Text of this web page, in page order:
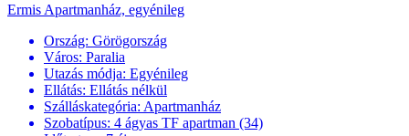
Ermis Apartmanház, egyénileg
Ország: Görögország
Város: Paralia
Utazás módja: Egyénileg
Ellátás: Ellátás nélkül
Szálláskategória: Apartmanház
Szobatípus: 4 ágyas TF apartman (34)